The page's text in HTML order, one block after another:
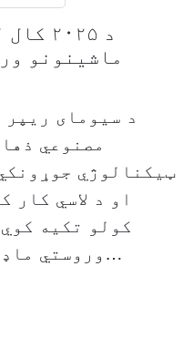
د
ماشینونو
د سیومای
مصنوعي
ټیکنالوژي
او د لاسي کار
کولو تکیه
وروستي
شیټونه په دقت